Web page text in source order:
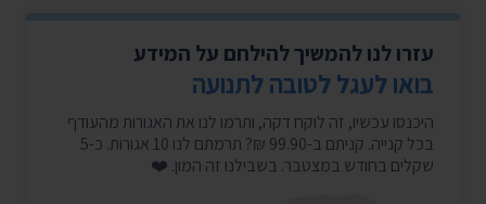
עזרו לנו להמשיך להילחם על המידע
בואו לעגל לטובה לתנועה
היכנסו עכשיו, זה לוקח דקה, ותרמו לנו את האגורות מהעודף
בכל קנייה. קניתם ב-99.90 ₪? תרמתם לנו 10 אגורות. כ-5
שקלים בחודש במצטבר. בשבילנו זה המון. ❤️